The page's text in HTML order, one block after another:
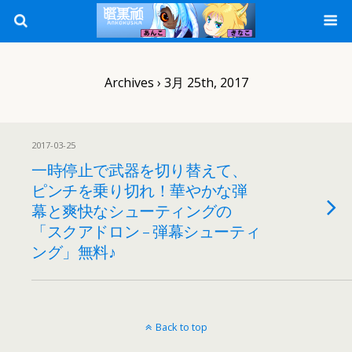
Archives › 3月 25th, 2017
2017-03-25
一時停止で武器を切り替えて、
ピンチを乗り切れ！華やかな弾
幕と爽快なシューティングの
「スクアドロン – 弾幕シューティ
ング」無料♪
Back to top